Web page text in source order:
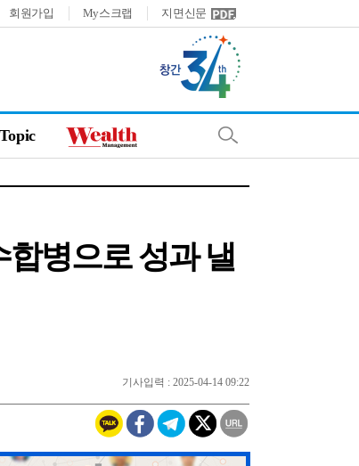
회원가입 My스크랩 지면신문
병으로 성과 낼
기사입력 : 2025-04-14 09:22